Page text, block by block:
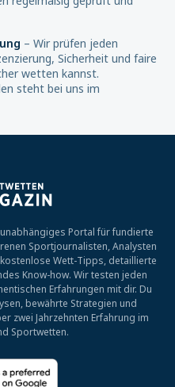
– Wir prüfen jeden
Sicherheit und faire
wetten kannst.
steht bei uns im
Portal für fundierte
Sportjournalisten, Analysten
Wett-Tipps, detaillierte
Know-how. Wir testen jeden
Erfahrungen mit dir. Du
bewährte Strategien und
zwei Jahrzehnten Erfahrung im
Sportwetten.